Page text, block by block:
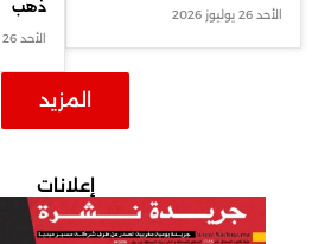
الأحد 26 يوليوز 2026
ذهب
الأحد 26 يوليوز 2026
المزيد
إعلانات